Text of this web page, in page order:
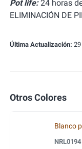
Pot life:24 horas
ELIMINACIÓN DE
Última Actualización: 29
Otros Colores
Blanco
NRL0194